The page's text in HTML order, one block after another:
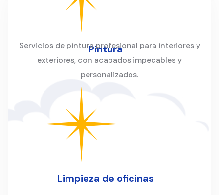
Pintura
Servicios de pintura profesional para interiores y
exteriores, con acabados impecables y
personalizados.
Limpieza de oficinas